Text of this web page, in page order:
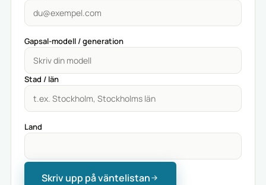
Gapsal-modell / generation
Stad / län
Land
Skriv upp på väntelistan